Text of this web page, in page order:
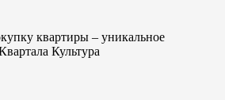
квартиры – уникальное
Культура